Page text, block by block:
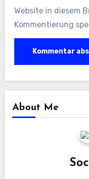
Website in diesem
Kommentierung
About Me